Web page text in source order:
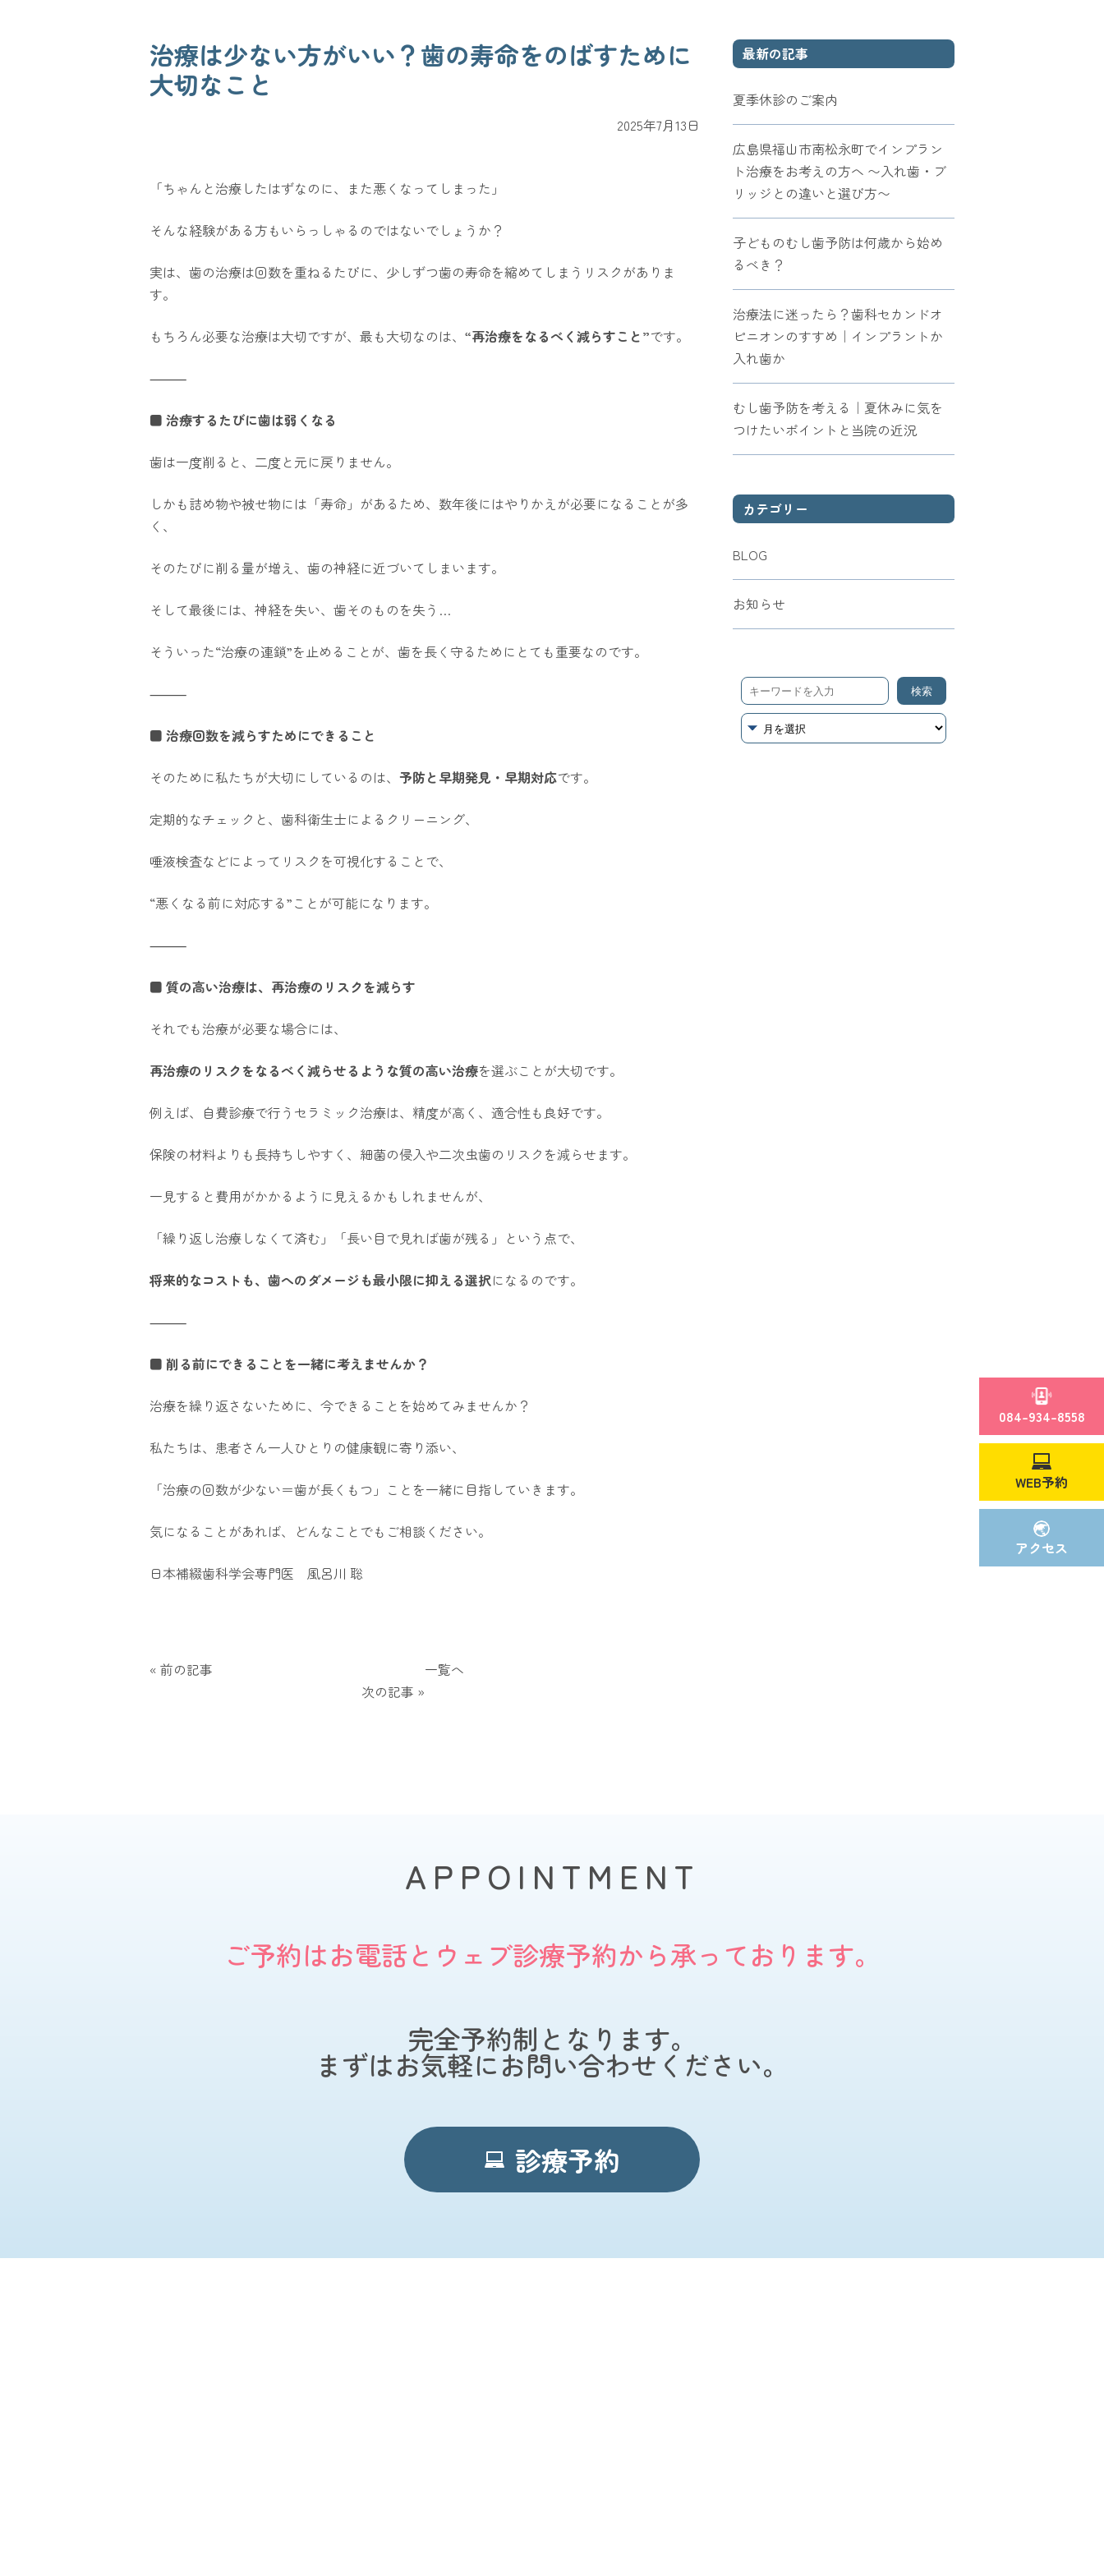
治療は少ない方がいい？歯の寿命をのばすために
大切なこと
2025年7月13日
「ちゃんと治療したはずなのに、また悪くなってしまった」
そんな経験がある方もいらっしゃるのではないでしょうか？
実は、歯の治療は回数を重ねるたびに、少しずつ歯の寿命を縮めてしまうリスクがありま
す。
もちろん必要な治療は大切ですが、最も大切なのは、 “再治療をなるべく減らすこと”です。
⸻
■ 治療するたびに歯は弱くなる
歯は一度削ると、二度と元に戻りません。
しかも詰め物や被せ物には「寿命」があるため、数年後にはやりかえが必要になることが多
く、
そのたびに削る量が増え、歯の神経に近づいてしまいます。
そして最後には、神経を失い、歯そのものを失う…
そういった“治療の連鎖”を止めることが、歯を長く守るためにとても重要なのです。
⸻
■ 治療回数を減らすためにできること
そのために私たちが大切にしているのは、 予防と早期発見・早期対応です。
定期的なチェックと、歯科衛生士によるクリーニング、
唾液検査などによってリスクを可視化することで、
“悪くなる前に対応する”ことが可能になります。
⸻
■ 質の高い治療は、再治療のリスクを減らす
それでも治療が必要な場合には、
再治療のリスクをなるべく減らせるような質の高い治療を選ぶことが大切です。
例えば、自費診療で行うセラミック治療は、精度が高く、適合性も良好です。
保険の材料よりも長持ちしやすく、細菌の侵入や二次虫歯のリスクを減らせます。
一見すると費用がかかるように見えるかもしれませんが、
「繰り返し治療しなくて済む」「長い目で見れば歯が残る」という点で、
将来的なコストも、歯へのダメージも最小限に抑える選択になるのです。
⸻
■ 削る前にできることを一緒に考えませんか？
治療を繰り返さないために、今できることを始めてみませんか？
私たちは、患者さん一人ひとりの健康観に寄り添い、
「治療の回数が少ない＝歯が長くもつ」ことを一緒に目指していきます。
気になることがあれば、どんなことでもご相談ください。
日本補綴歯科学会専門医 風呂川 聡
« 前の記事
一覧へ
次の記事 »
最新の記事
夏季休診のご案内
広島県福山市南松永町でインプラン
ト治療をお考えの方へ 〜入れ歯・ブ
リッジとの違いと選び方〜
子どものむし歯予防は何歳から始め
るべき？
治療法に迷ったら？歯科セカンドオ
ピニオンのすすめ｜インプラントか
入れ歯か
むし歯予防を考える｜夏休みに気を
つけたいポイントと当院の近況
カテゴリー
BLOG
お知らせ
APPOINTMENT
ご予約はお電話とウェブ診療予約から承っております。
完全予約制となります。
まずはお気軽にお問い合わせください。
診療予約
084-934-8558
WEB予約
アクセス